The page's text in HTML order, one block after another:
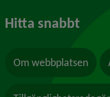
Hitta snabbt
Om webbplatsen